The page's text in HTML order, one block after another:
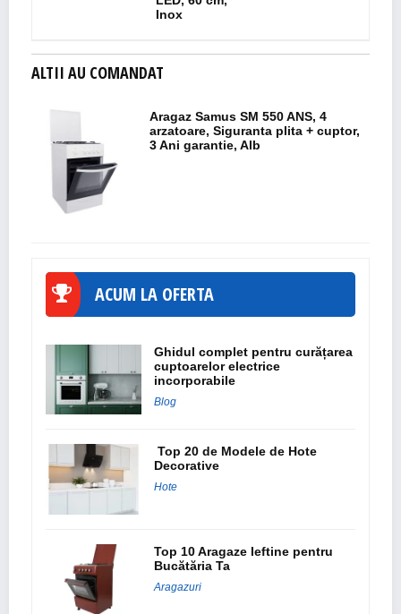
Inox
ALTII AU COMANDAT
Aragaz Samus SM 550 ANS, 4
arzatoare, Siguranta plita + cuptor,
3 Ani garantie, Alb
ACUM LA OFERTA
Ghidul complet pentru curățarea
cuptoarelor electrice
incorporabile
Blog
Top 20 de Modele de Hote
Decorative
Hote
Top 10 Aragaze Ieftine pentru
Bucătăria Ta
Aragazuri